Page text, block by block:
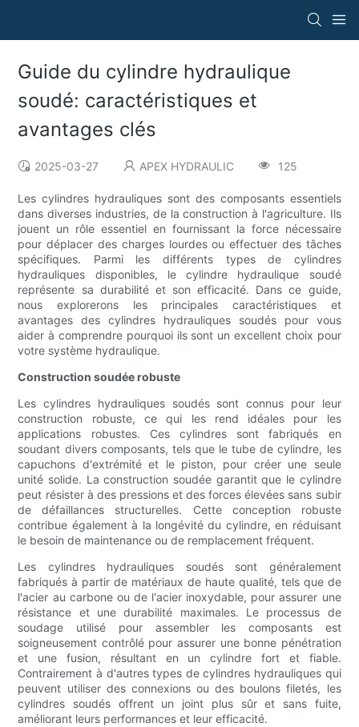
Guide du cylindre hydraulique
soudé: caractéristiques et
avantages clés
2025-03-27 APEX HYDRAULIC 125
Les cylindres hydrauliques sont des composants essentiels
dans diverses industries, de la construction à l'agriculture. Ils
jouent un rôle essentiel en fournissant la force nécessaire
pour déplacer des charges lourdes ou effectuer des tâches
spécifiques. Parmi les différents types de cylindres
hydrauliques disponibles, le cylindre hydraulique soudé
représente sa durabilité et son efficacité. Dans ce guide,
nous explorerons les principales caractéristiques et
avantages des cylindres hydrauliques soudés pour vous
aider à comprendre pourquoi ils sont un excellent choix pour
votre système hydraulique.
Construction soudée robuste
Les cylindres hydrauliques soudés sont connus pour leur
construction robuste, ce qui les rend idéales pour les
applications robustes. Ces cylindres sont fabriqués en
soudant divers composants, tels que le tube de cylindre, les
capuchons d'extrémité et le piston, pour créer une seule
unité solide. La construction soudée garantit que le cylindre
peut résister à des pressions et des forces élevées sans subir
de défaillances structurelles. Cette conception robuste
contribue également à la longévité du cylindre, en réduisant
le besoin de maintenance ou de remplacement fréquent.
Les cylindres hydrauliques soudés sont généralement
fabriqués à partir de matériaux de haute qualité, tels que de
l'acier au carbone ou de l'acier inoxydable, pour assurer une
résistance et une durabilité maximales. Le processus de
soudage utilisé pour assembler les composants est
soigneusement contrôlé pour assurer une bonne pénétration
et une fusion, résultant en un cylindre fort et fiable.
Contrairement à d'autres types de cylindres hydrauliques qui
peuvent utiliser des connexions ou des boulons filetés, les
cylindres soudés offrent un joint plus sûr et sans fuite,
améliorant leurs performances et leur efficacité.